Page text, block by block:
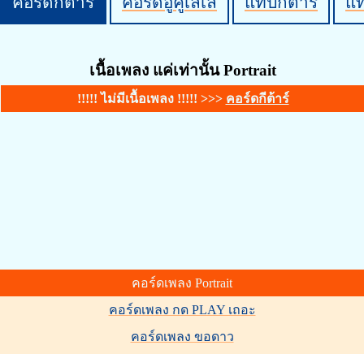
เนื้อเพลง แค่เท่านั้น Portrait
!!!!! ไม่มีเนื้อเพลง !!!!! >>> คอร์ดกีต้าร์
คอร์ดเพลง Portrait
คอร์ดเพลง กด PLAY เถอะ
คอร์ดเพลง ขอดาว